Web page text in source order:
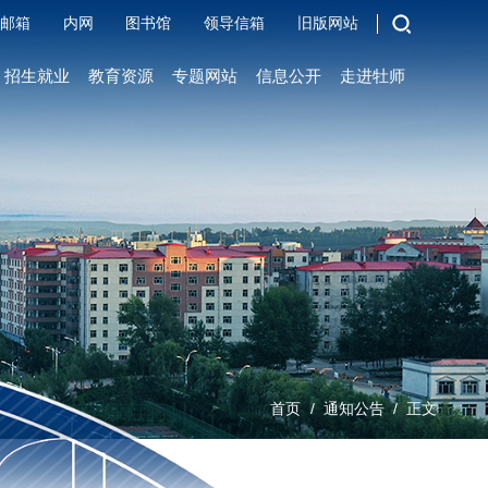
邮箱 内网 图书馆 领导信箱 旧版网站
招生就业 教育资源 专题网站 信息公开 走进牡师
首页 / 通知公告 / 正文